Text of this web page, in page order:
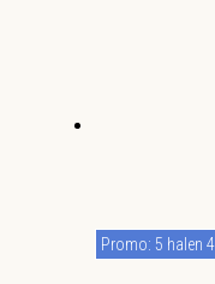
Promo: 5 halen